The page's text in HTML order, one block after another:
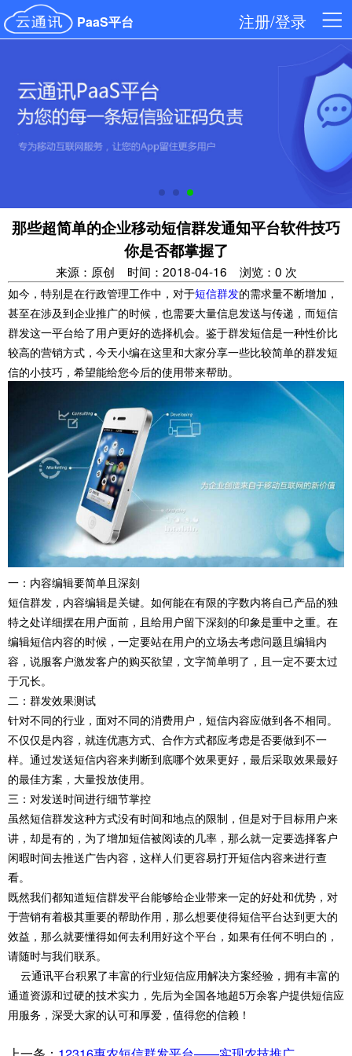
PaaS平台 注册/登录
那些超简单的企业移动短信群发通知平台软件技巧
你是否都掌握了
来源：原创 时间：2018-04-16 浏览：0 次
如今，特别是在行政管理工作中，对于短信群发的需求量不断增加，
甚至在涉及到企业推广的时候，也需要大量信息发送与传递，而短信
群发这一平台给了用户更好的选择机会。鉴于群发短信是一种性价比
较高的营销方式，今天小编在这里和大家分享一些比较简单的群发短
信的小技巧，希望能给您今后的使用带来帮助。
一：内容编辑要简单且深刻
短信群发，内容编辑是关键。如何能在有限的字数内将自己产品的独
特之处详细摆在用户面前，且给用户留下深刻的印象是重中之重。在
编辑短信内容的时候，一定要站在用户的立场去考虑问题且编辑内
容，说服客户激发客户的购买欲望，文字简单明了，且一定不要太过
于冗长。
二：群发效果测试
针对不同的行业，面对不同的消费用户，短信内容应做到各不相同。
不仅仅是内容，就连优惠方式、合作方式都应考虑是否要做到不一
样。通过发送短信内容来判断到底哪个效果更好，最后采取效果最好
的最佳方案，大量投放使用。
三：对发送时间进行细节掌控
虽然短信群发这种方式没有时间和地点的限制，但是对于目标用户来
讲，却是有的，为了增加短信被阅读的几率，那么就一定要选择客户
闲暇时间去推送广告内容，这样人们更容易打开短信内容来进行查
看。
既然我们都知道短信群发平台能够给企业带来一定的好处和优势，对
于营销有着极其重要的帮助作用，那么想要使得短信平台达到更大的
效益，那么就要懂得如何去利用好这个平台，如果有任何不明白的，
请随时与我们联系。
云通讯平台积累了丰富的行业短信应用解决方案经验，拥有丰富的
通道资源和过硬的技术实力，先后为全国各地超5万余客户提供短信应
用服务，深受大家的认可和厚爱，值得您的信赖！